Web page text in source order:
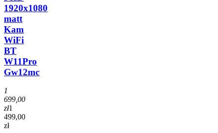
1920x1080
matt
Kam
WiFi
BT
W11Pro
Gw12mc
1
699,00
zł1
499,00
zł